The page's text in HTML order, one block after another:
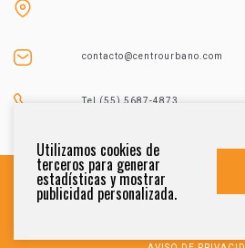
contacto@centrourbano.com
Tel (55) 5687-4873
Utilizamos cookies de
terceros para generar
estadísticas y mostrar
publicidad personalizada.